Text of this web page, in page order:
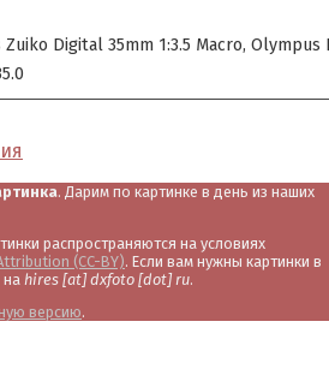
Digital 35mm 1:3.5 Macro Olympus
. Дарим по картинке в день из наших
распространяются на условиях
(CC-BY). Если вам нужны картинки в
hires [at] dxfoto [dot] ru.
версию.